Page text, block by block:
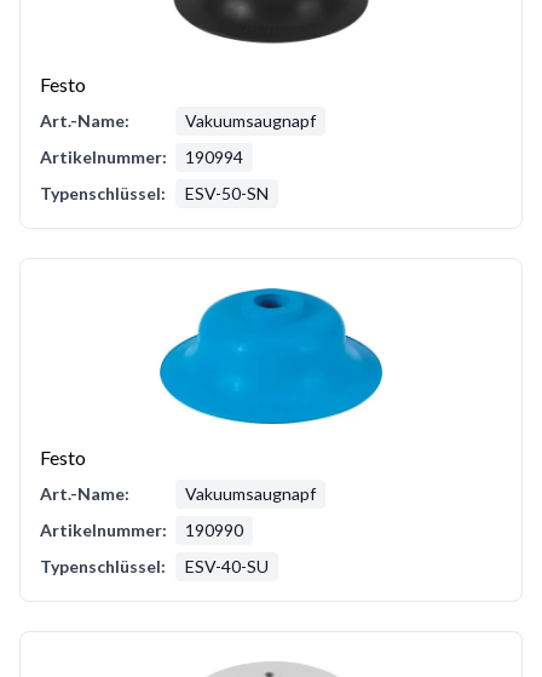
Festo
Art.-Name:
Vakuumsaugnapf
Artikelnummer:
190994
Typenschlüssel:
ESV-50-SN
Festo
Art.-Name:
Vakuumsaugnapf
Artikelnummer:
190990
Typenschlüssel:
ESV-40-SU